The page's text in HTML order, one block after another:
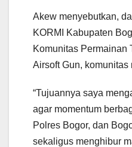
Akew menyebutkan,
KORMI Kabupaten
Komunitas Permainan
Airsoft Gun, komunitas
“Tujuannya saya
agar momentum
Polres Bogor, dan
sekaligus menghibur